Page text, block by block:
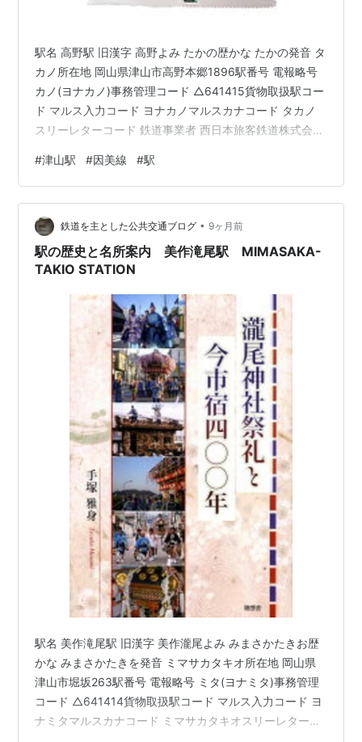
駅名 高野駅 旧漢字 高野よみ たかの歴かな たかの発音 タ
カノ所在地 岡山県津山市高野本郷1896駅番号 電報略号
カノ(ヨナカノ)事務管理コード △641415貨物取扱駅コー
ド マルス入力コード ヨナカノマルスカナコード タカノ
スリーレターコード 鉄道事業者 西日本旅客鉄道株式会社
66.7km 名所案内標記載事項(国鉄営業局昭和30年4月) 記
載なし 歴史1928年(昭和3)3月15日 鉄道省因美南線津山
～美作加茂間開通時に開設。当時の所在地は岡山県苫田
郡高野村高野本郷であった。1954年(昭和29)7月1日 高野
村が津山市に編入、…
#津山駅 #因美線 #駅
鉄道を主とした公共交通ブログ • 9ヶ月前
駅の歴史と名所案内 美作滝尾駅 MIMASAKA-
TAKIO STATION
駅名 美作滝尾駅 旧漢字 美作瀧尾よみ みまさかたきお歴
かな みまさかたきを発音 ミマサカタキオ所在地 岡山県
津山市堀坂263駅番号 電報略号 ミタ(ヨナミタ)事務管理
コード △641414貨物取扱駅コード マルス入力コード ヨ
ナミタマルスカナコード ミマサカタキオスリーレターコ